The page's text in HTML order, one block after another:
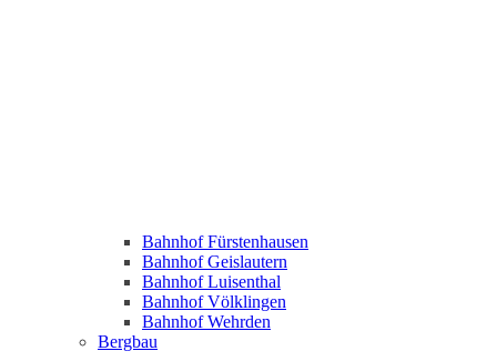
Bahnhof Fürstenhausen
Bahnhof Geislautern
Bahnhof Luisenthal
Bahnhof Völklingen
Bahnhof Wehrden
Bergbau